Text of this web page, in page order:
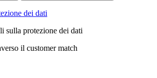
dei dati
sulla protezione dei dati
il customer match